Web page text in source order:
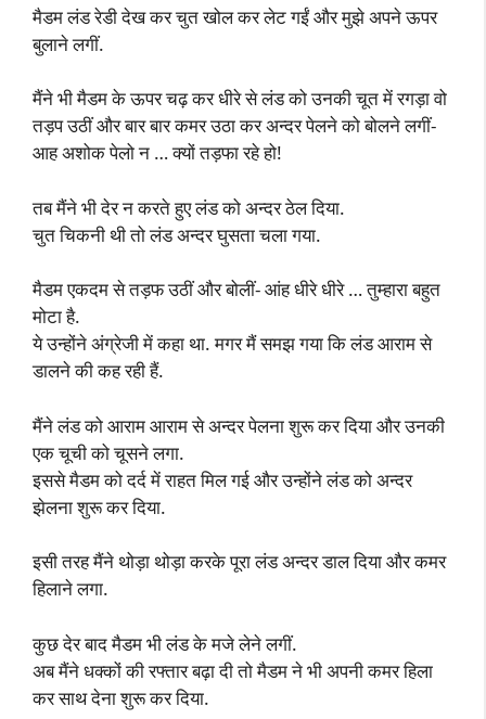
मैडम लंड रेडी देख कर चुत खोल कर लेट गईं और मुझे अपने ऊपर
बुलाने लगीं.
मैंने भी मैडम के ऊपर चढ़ कर धीरे से लंड को उनकी चूत में रगड़ा वो
तड़प उठीं और बार बार कमर उठा कर अन्दर पेलने को बोलने लगीं-
आह अशोक पेलो न … क्यों तड़फा रहे हो!
तब मैंने भी देर न करते हुए लंड को अन्दर ठेल दिया.
चुत चिकनी थी तो लंड अन्दर घुसता चला गया.
मैडम एकदम से तड़फ उठीं और बोलीं- आंह धीरे धीरे … तुम्हारा बहुत
मोटा है.
ये उन्होंने अंग्रेजी में कहा था. मगर मैं समझ गया कि लंड आराम से
डालने की कह रही हैं.
मैंने लंड को आराम आराम से अन्दर पेलना शुरू कर दिया और उनकी
एक चूची को चूसने लगा.
इससे मैडम को दर्द में राहत मिल गई और उन्होंने लंड को अन्दर
झेलना शुरू कर दिया.
इसी तरह मैंने थोड़ा थोड़ा करके पूरा लंड अन्दर डाल दिया और कमर
हिलाने लगा.
कुछ देर बाद मैडम भी लंड के मजे लेने लगीं.
अब मैंने धक्कों की रफ्तार बढ़ा दी तो मैडम ने भी अपनी कमर हिला
कर साथ देना शुरू कर दिया.